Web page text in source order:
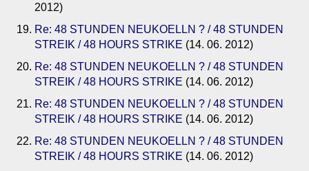
2012)
Re: 48 STUNDEN NEUKOELLN ? / 48 STUNDEN
STREIK / 48 HOURS STRIKE (14. 06. 2012)
Re: 48 STUNDEN NEUKOELLN ? / 48 STUNDEN
STREIK / 48 HOURS STRIKE (14. 06. 2012)
Re: 48 STUNDEN NEUKOELLN ? / 48 STUNDEN
STREIK / 48 HOURS STRIKE (14. 06. 2012)
Re: 48 STUNDEN NEUKOELLN ? / 48 STUNDEN
STREIK / 48 HOURS STRIKE (14. 06. 2012)